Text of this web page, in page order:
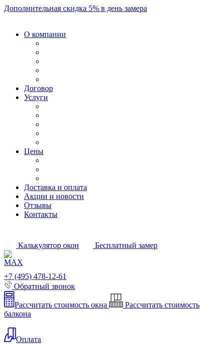
Дополнительная скидка 5% в день замера
О компании
Договор
Услуги
Цены
Доставка и оплата
Акции и новости
Отзывы
Контакты
Калькулятор окон Бесплатный замер
+7 (495) 478-12-61
Обратный звонок
Рассчитать стоимость окна
Рассчитать стоимость
балкона
Оплата